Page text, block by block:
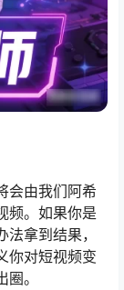
会由我们阿希
频。如果你是
拿到结果，
你对短视频变
。